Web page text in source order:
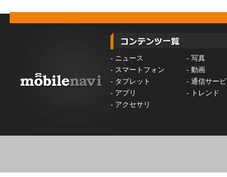
- ニュース - 写真
- スマートフォン - 動画
- タブレット - 通信サー
- アプリ -
トレンド
- アクセサリ